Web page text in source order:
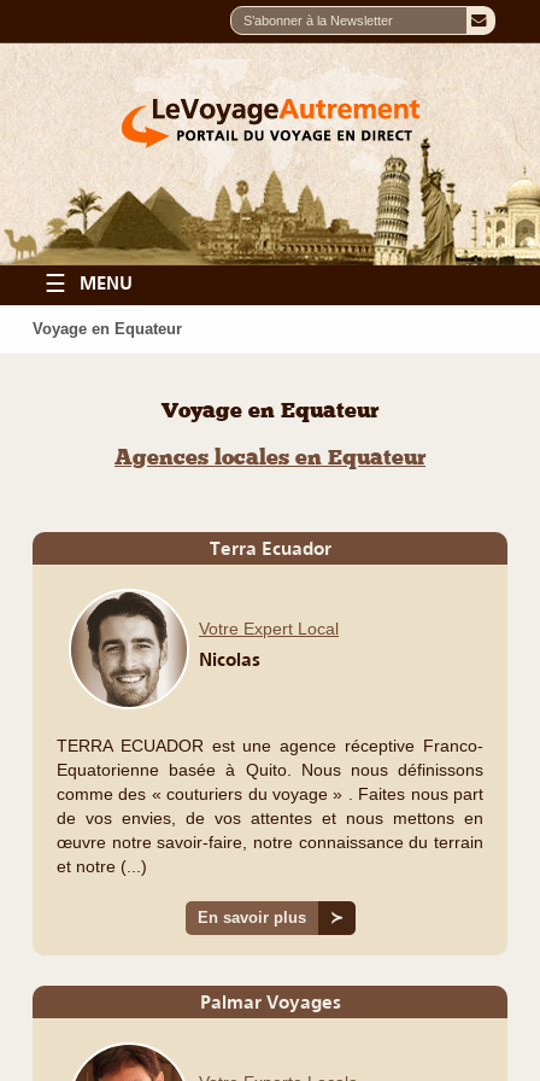
☰ MENU
Voyage en Equateur
Voyage en Equateur
Agences locales en Equateur
Terra Ecuador
Votre Expert Local
Nicolas
TERRA ECUADOR est une agence réceptive Franco-
Equatorienne basée à Quito. Nous nous définissons
comme des « couturiers du voyage » . Faites nous part
de vos envies, de vos attentes et nous mettons en
œuvre notre savoir-faire, notre connaissance du terrain
et notre (...)
En savoir plus ≻
Palmar Voyages